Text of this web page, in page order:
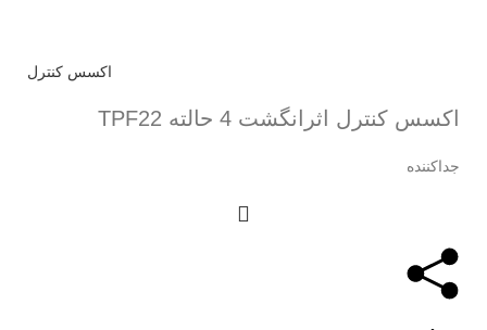
اکسس کنترل
اکسس کنترل اثرانگشت 4 حالته TPF22
جداکننده